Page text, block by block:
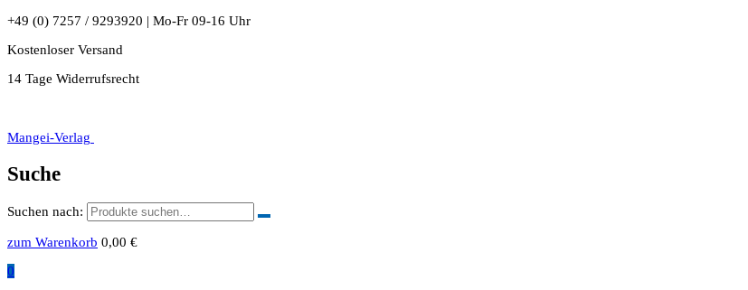
+49 (0) 7257 / 9293920 | Mo-Fr 09-16 Uhr
Kostenloser Versand
14 Tage Widerrufsrecht
Mangei-Verlag
Suche
Suchen nach:
zum Warenkorb 0,00 €
0